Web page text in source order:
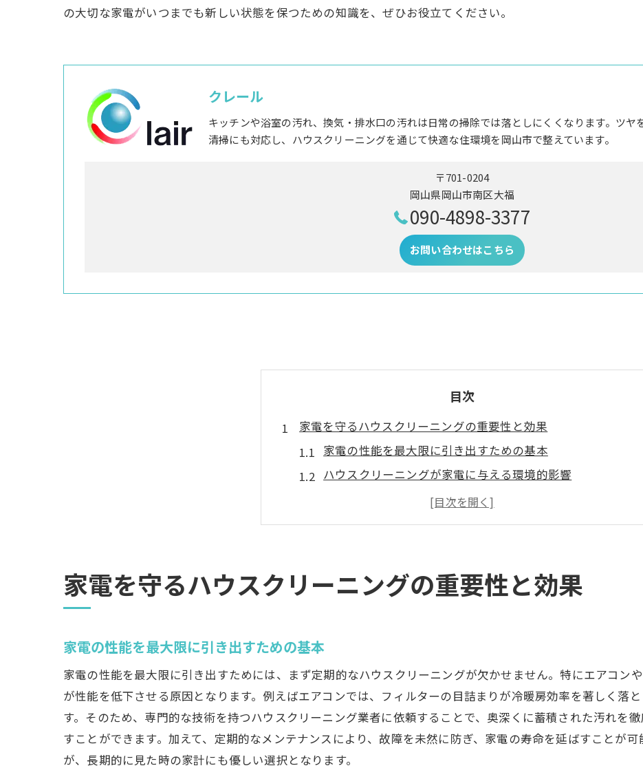
の大切な家電がいつまでも新しい状態を保つための知識を、ぜひお役立てください。
クレール
キッチンや浴室の汚れ、換気・排水口の汚れは日常の掃除では落としにくくなります。ツヤ
清掃にも対応し、ハウスクリーニングを通じて快適な住環境を岡山市で整えています。
〒701-0204
岡山県岡山市南区大福
090-4898-3377
お問い合わせはこちら
目次
家電を守るハウスクリーニングの重要性と効果
家電の性能を最大限に引き出すための基本
ハウスクリーニングが家電に与える環境的影響
定期的な清掃が故障を防ぐ理由
効果的なハウスクリーニングが節電に繋がる理由
プロの清掃がもたらす安心感
プロが教える家電を長持ちさせる掃除の秘訣
掃除の際に知っておくべき安全対策
家電清掃に役立つプロのツールとその使い方
清掃後の家電の状態をチェックするためのポイント
家庭でできる簡単なメンテナンス方法
プロが愛用する掃除用品の選び方
毎日のメンテナンスで家電の寿命を延ばす方法
家電を守るハウスクリーニングの重要性と効果
家電の性能を最大限に引き出すための基本
家電の性能を最大限に引き出すためには、まず定期的なハウスクリーニングが欠かせません。特にエアコン
が性能を低下させる原因となります。例えばエアコンでは、フィルターの目詰まりが冷暖房効率を著しく落
す。そのため、専門的な技術を持つハウスクリーニング業者に依頼することで、奥深くに蓄積された汚れを
すことができます。加えて、定期的なメンテナンスにより、故障を未然に防ぎ、家電の寿命を延ばすことが
が、長期的に見た時の家計にも優しい選択となります。